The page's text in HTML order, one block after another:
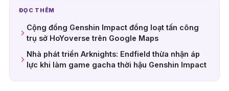
ĐỌC THÊM
Cộng đồng Genshin Impact đồng loạt tấn công
trụ sở HoYoverse trên Google Maps
Nhà phát triển Arknights: Endfield thừa nhận áp
lực khi làm game gacha thời hậu Genshin Impact